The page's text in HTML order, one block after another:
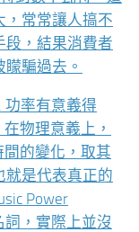
，常常讓人搞不
段，結果消費者
騙過去。
功率有意義得
在物理意義上，
間的變化，取其
就是代表真正的
Power
，實際上並沒